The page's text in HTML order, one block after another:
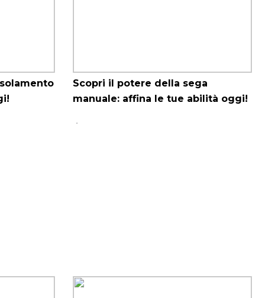
Scopri il potere della sega
manuale: affina le tue abilità oggi!